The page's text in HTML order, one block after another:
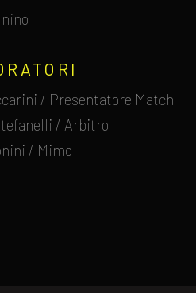
/ Presentatore Match
/ Arbitro
/ Mimo